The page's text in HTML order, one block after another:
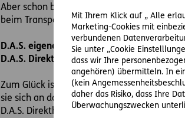
Mit Ihrem Klick auf „ Alle
Marketing-Cookies mit
verbundenen
Sie unter „Cookie
dass wir Ihre
angehören) übermitteln. In
(kein
daher das Risiko, dass Ihre
Überwachungszwecken
Aber schon beim ersten Blick sieht sie,
beim Transport passiert sein.
D.A.S. eigene Juristen nutzen
D.A.S. Direkthilfe®
Zum Glück ist Frau R. Kundin bei der
sie sich an das D.A.S. RechtsService unter
D.A.S. Direkthilfe® setzt er ein Schreiben